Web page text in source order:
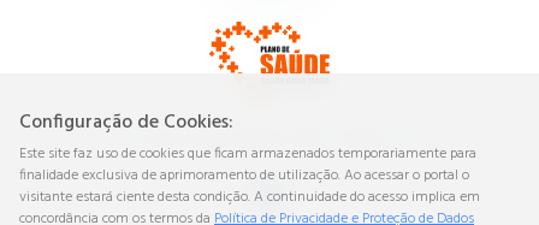
Configuração de Cookies:
Este site faz uso de cookies que ficam armazenados temporariamente para
finalidade exclusiva de aprimoramento de utilização. Ao acessar o portal o
visitante estará ciente desta condição. A continuidade do acesso implica em
concordância com os termos da Política de Privacidade e Proteção de Dados
Av. Dom José Gaspar, 168 - Mauá - SP